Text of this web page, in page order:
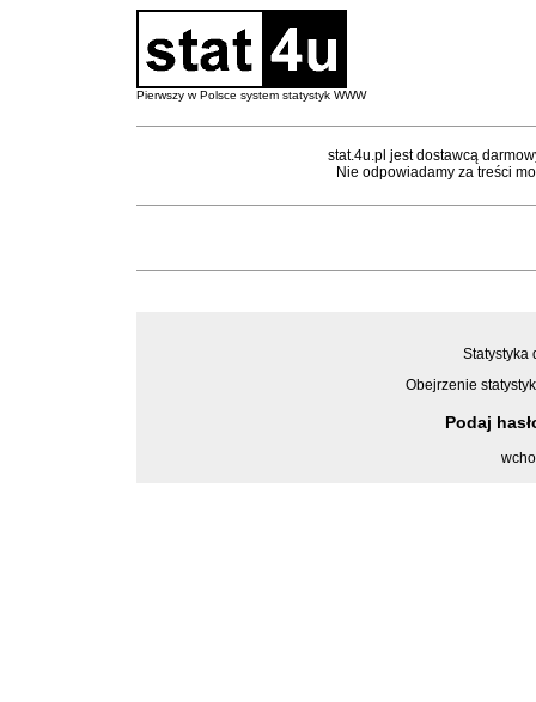
Pierwszy w Polsce system statystyk WWW
stat.4u.pl jest dostawcą
Nie odpowiadamy za treści
Statystyka
Obejrzenie
Podaj